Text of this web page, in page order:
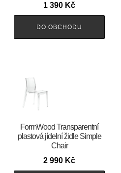
1 390 Kč
DO OBCHODU
FormWood Transparentní
plastová jídelní židle Simple
Chair
2 990 Kč